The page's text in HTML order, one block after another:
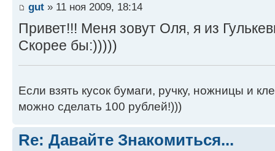
gut » 11 ноя 2009, 18:14
Привет!!! Меня зовут Оля, я из
Скорее бы:)))))
Если взять кусок бумаги, ручку, ножницы и
можно сделать 100 рублей!)))
Re: Давайте Знакомиться...